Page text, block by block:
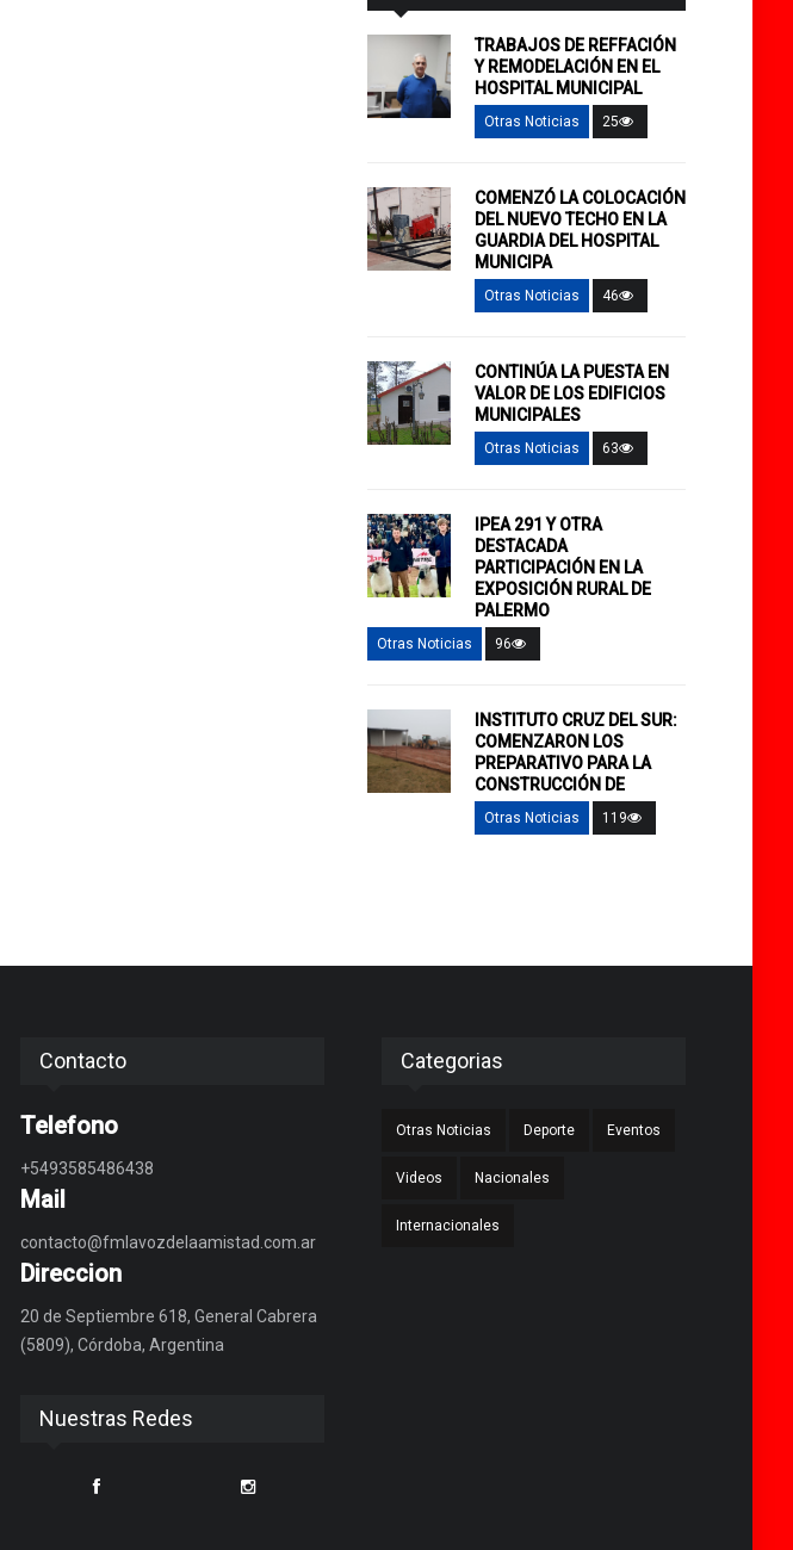
TRABAJOS DE REFFACIÓN
Y REMODELACIÓN EN EL
HOSPITAL MUNICIPAL
Otras Noticias 25
COMENZÓ LA COLOCACIÓN
DEL NUEVO TECHO EN LA
GUARDIA DEL HOSPITAL
MUNICIPA
Otras Noticias 46
CONTINÚA LA PUESTA EN
VALOR DE LOS EDIFICIOS
MUNICIPALES
Otras Noticias 63
IPEA 291 Y OTRA
DESTACADA
PARTICIPACIÓN EN LA
EXPOSICIÓN RURAL DE
PALERMO
Otras Noticias 96
INSTITUTO CRUZ DEL SUR:
COMENZARON LOS
PREPARATIVO PARA LA
CONSTRUCCIÓN DE
Otras Noticias 119
Contacto
Telefono
+5493585486438
Mail
contacto@fmlavozdelaamistad.com.ar
Direccion
20 de Septiembre 618, General Cabrera
(5809), Córdoba, Argentina
Nuestras Redes
Categorias
Otras Noticias Deporte Eventos
Videos Nacionales
Internacionales